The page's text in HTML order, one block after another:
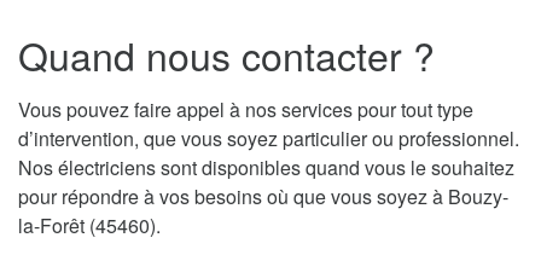
Quand nous contacter ?
Vous pouvez faire appel à nos services pour tout type
d’intervention, que vous soyez particulier ou professionnel.
Nos électriciens sont disponibles quand vous le souhaitez
pour répondre à vos besoins où que vous soyez à Bouzy-
la-Forêt (45460).